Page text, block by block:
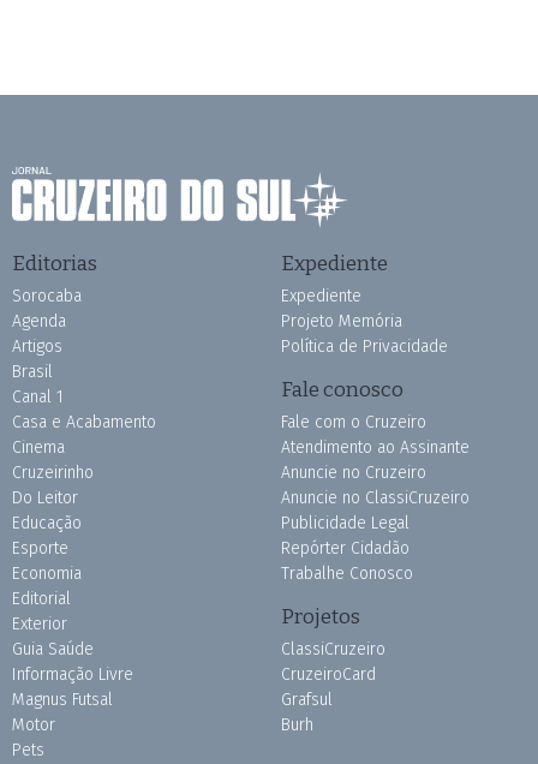
Editorias
Sorocaba
Agenda
Artigos
Brasil
Canal 1
Casa e Acabamento
Cinema
Cruzeirinho
Do Leitor
Educação
Esporte
Economia
Editorial
Exterior
Guia Saúde
Informação Livre
Magnus Futsal
Motor
Pets
Expediente
Expediente
Projeto Memória
Política de Privacidade
Fale conosco
Fale com o Cruzeiro
Atendimento ao Assinante
Anuncie no Cruzeiro
Anuncie no ClassiCruzeiro
Publicidade Legal
Repórter Cidadão
Trabalhe Conosco
Projetos
ClassiCruzeiro
CruzeiroCard
Grafsul
Burh